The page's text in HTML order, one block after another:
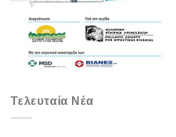
Τελευταία Νέα